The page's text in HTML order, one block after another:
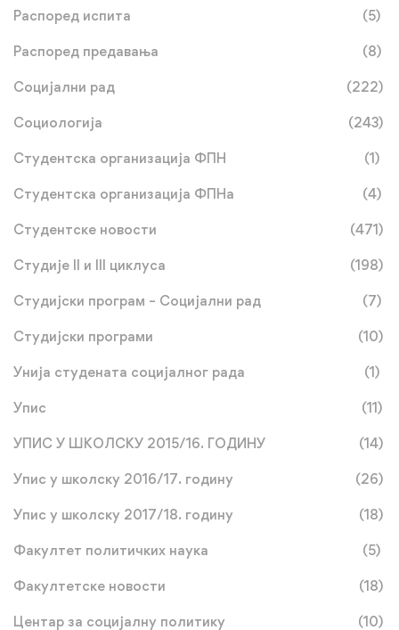
Распоред испита (5)
Распоред предавања (8)
Социјални рад (222)
Социологија (243)
Студентска организација ФПН (1)
Студентска организација ФПНа (4)
Студентске новости (471)
Студије II и III циклуса (198)
Студијски програм – Социјални рад (7)
Студијски програми (10)
Унија студената социјалног рада (1)
Упис (11)
УПИС У ШКОЛСКУ 2015/16. ГОДИНУ (14)
Упис у школску 2016/17. годину (26)
Упис у школску 2017/18. годину (18)
Факултет политичких наука (5)
Факултетске новости (18)
Центар за социјалну политику (10)